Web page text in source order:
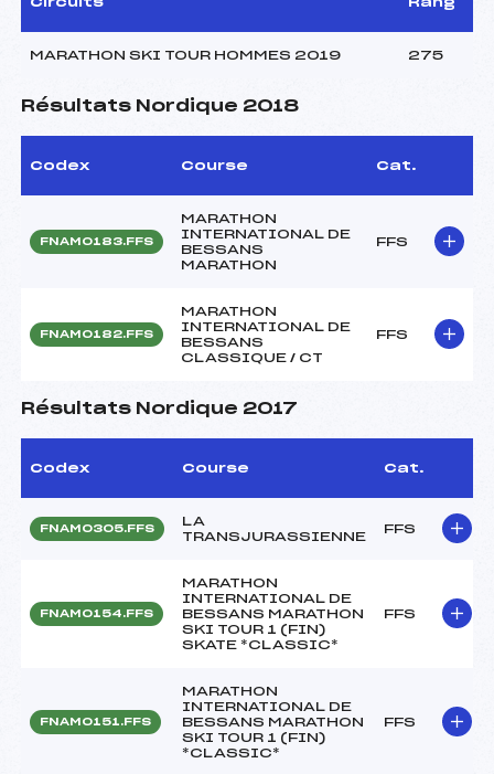
MARATHON SKI TOUR HOMMES 2019 275
Résultats Nordique 2018
Codex Course Cat.
FNAM0183.FFS
MARATHON
INTERNATIONAL DE
BESSANS
MARATHON
FFS
FNAM0182.FFS
MARATHON
INTERNATIONAL DE
BESSANS
CLASSIQUE / CT
FFS
Résultats Nordique 2017
Codex Course Cat.
FNAM0305.FFS
LA
TRANSJURASSIENNE
FFS
FNAM0154.FFS
MARATHON
INTERNATIONAL DE
BESSANS MARATHON
SKI TOUR 1 (FIN)
SKATE *CLASSIC*
FFS
FNAM0151.FFS
MARATHON
INTERNATIONAL DE
BESSANS MARATHON
SKI TOUR 1 (FIN)
*CLASSIC*
FFS